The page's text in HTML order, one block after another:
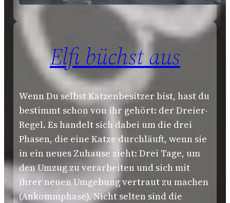
Elfi büchst aus
Wenn Du selbst Katzenbesitzer bist, hast du
bestimmt schon von ihr gehört: der Dreier-
Regel. Es handelt sich dabei um die drei
Phasen, die eine Katze durchläuft, wenn sie
in ein neues Zuhause zieht: Drei Tage, um
den Umzug zu verarbeiten und sich mit
ihrer neuen Umgebung vertraut zu machen
(Ankommphase). Nicht selten sind die